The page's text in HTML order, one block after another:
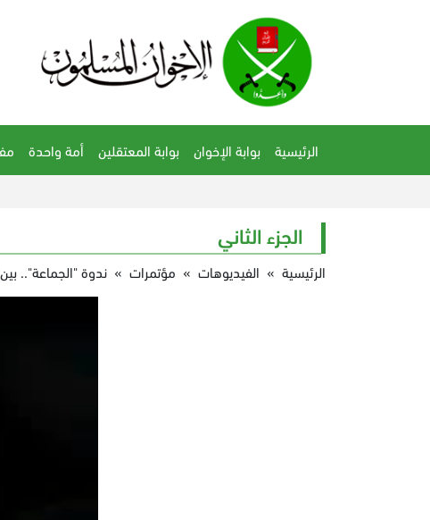
الرئيسية بوابة الإخوان بوابة المعتقلين أمة واحدة
الجزء الثاني
الرئيسية » الفيديوهات » مؤتمرات » ندوة "الجماعة".. بين